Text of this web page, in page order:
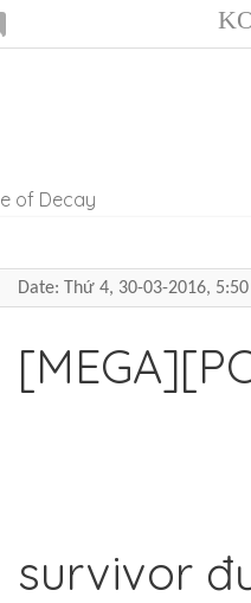
of Decay
Date: Thứ 4, 30-03-2016,
survivor